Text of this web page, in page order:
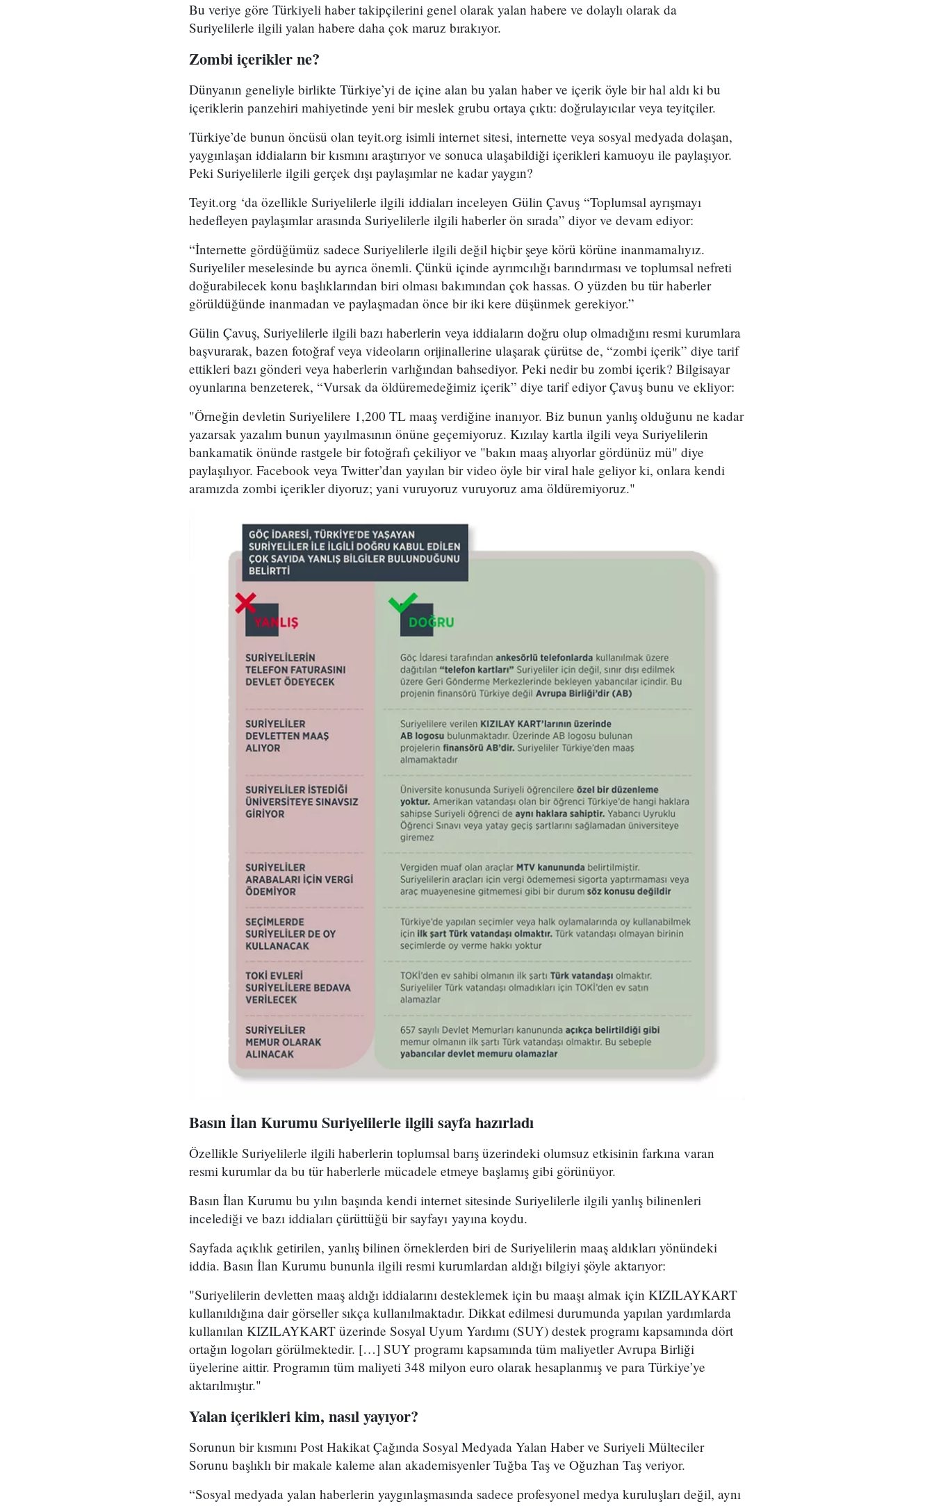
Bu veriye göre Türkiyeli haber takipçilerini genel olarak yalan habere ve dolaylı olarak da
Suriyelilerle ilgili yalan habere daha çok maruz bırakıyor.
Zombi içerikler ne?
Dünyanın geneliyle birlikte Türkiye’yi de içine alan bu yalan haber ve içerik öyle bir hal aldı ki bu
içeriklerin panzehiri mahiyetinde yeni bir meslek grubu ortaya çıktı: doğrulayıcılar veya teyitçiler.
Türkiye’de bunun öncüsü olan teyit.org isimli internet sitesi, internette veya sosyal medyada dolaşan,
yaygınlaşan iddiaların bir kısmını araştırıyor ve sonuca ulaşabildiği içerikleri kamuoyu ile paylaşıyor.
Peki Suriyelilerle ilgili gerçek dışı paylaşımlar ne kadar yaygın?
Teyit.org ‘da özellikle Suriyelilerle ilgili iddiaları inceleyen Gülin Çavuş “Toplumsal ayrışmayı
hedefleyen paylaşımlar arasında Suriyelilerle ilgili haberler ön sırada” diyor ve devam ediyor:
“İnternette gördüğümüz sadece Suriyelilerle ilgili değil hiçbir şeye körü körüne inanmamalıyız.
Suriyeliler meselesinde bu ayrıca önemli. Çünkü içinde ayrımcılığı barındırması ve toplumsal nefreti
doğurabilecek konu başlıklarından biri olması bakımından çok hassas. O yüzden bu tür haberler
görüldüğünde inanmadan ve paylaşmadan önce bir iki kere düşünmek gerekiyor.”
Gülin Çavuş, Suriyelilerle ilgili bazı haberlerin veya iddiaların doğru olup olmadığını resmi kurumlara
başvurarak, bazen fotoğraf veya videoların orijinallerine ulaşarak çürütse de, “zombi içerik” diye tarif
ettikleri bazı gönderi veya haberlerin varlığından bahsediyor. Peki nedir bu zombi içerik? Bilgisayar
oyunlarına benzeterek, “Vursak da öldüremedeğimiz içerik” diye tarif ediyor Çavuş bunu ve ekliyor:
"Örneğin devletin Suriyelilere 1,200 TL maaş verdiğine inanıyor. Biz bunun yanlış olduğunu ne kadar
yazarsak yazalım bunun yayılmasının önüne geçemiyoruz. Kızılay kartla ilgili veya Suriyelilerin
bankamatik önünde rastgele bir fotoğrafı çekiliyor ve "bakın maaş alıyorlar gördünüz mü" diye
paylaşılıyor. Facebook veya Twitter’dan yayılan bir video öyle bir viral hale geliyor ki, onlara kendi
aramızda zombi içerikler diyoruz; yani vuruyoruz vuruyoruz ama öldüremiyoruz."
Basın İlan Kurumu Suriyelilerle ilgili sayfa hazırladı
Özellikle Suriyelilerle ilgili haberlerin toplumsal barış üzerindeki olumsuz etkisinin farkına varan
resmi kurumlar da bu tür haberlerle mücadele etmeye başlamış gibi görünüyor.
Basın İlan Kurumu bu yılın başında kendi internet sitesinde Suriyelilerle ilgili yanlış bilinenleri
incelediği ve bazı iddiaları çürüttüğü bir sayfayı yayına koydu.
Sayfada açıklık getirilen, yanlış bilinen örneklerden biri de Suriyelilerin maaş aldıkları yönündeki
iddia. Basın İlan Kurumu bununla ilgili resmi kurumlardan aldığı bilgiyi şöyle aktarıyor:
"Suriyelilerin devletten maaş aldığı iddialarını desteklemek için bu maaşı almak için KIZILAYKART
kullanıldığına dair görseller sıkça kullanılmaktadır. Dikkat edilmesi durumunda yapılan yardımlarda
kullanılan KIZILAYKART üzerinde Sosyal Uyum Yardımı (SUY) destek programı kapsamında dört
ortağın logoları görülmektedir. […] SUY programı kapsamında tüm maliyetler Avrupa Birliği
üyelerine aittir. Programın tüm maliyeti 348 milyon euro olarak hesaplanmış ve para Türkiye’ye
aktarılmıştır."
Yalan içerikleri kim, nasıl yayıyor?
Sorunun bir kısmını Post Hakikat Çağında Sosyal Medyada Yalan Haber ve Suriyeli Mülteciler
Sorunu başlıklı bir makale kaleme alan akademisyenler Tuğba Taş ve Oğuzhan Taş veriyor.
“Sosyal medyada yalan haberlerin yaygınlaşmasında sadece profesyonel medya kuruluşları değil, aynı